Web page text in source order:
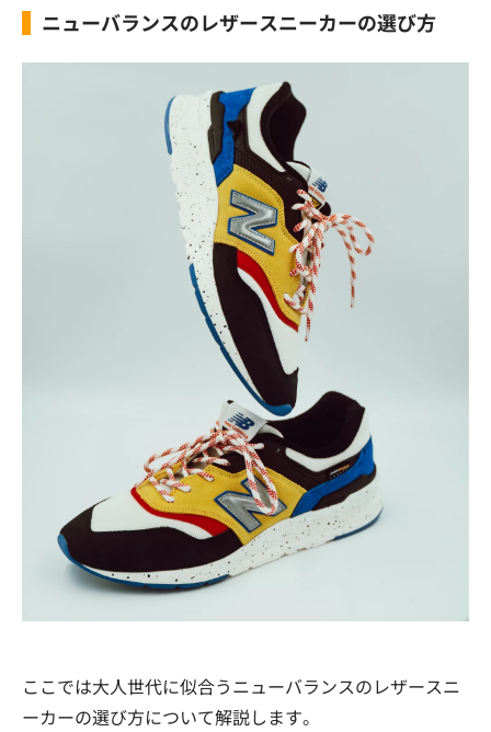
ニューバランスのレザースニーカーの選び方
ここでは大人世代に似合うニューバランスのレザースニ
ーカーの選び方について解説します。